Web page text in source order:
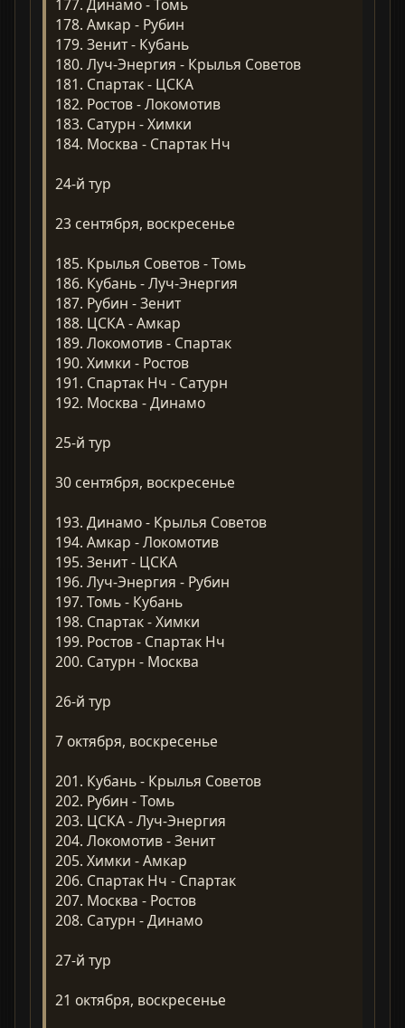
177. Динамо - Томь
178. Амкар - Рубин
179. Зенит - Кубань
180. Луч-Энергия - Крылья Советов
181. Спартак - ЦСКА
182. Ростов - Локомотив
183. Сатурн - Химки
184. Москва - Спартак Нч
24-й тур
23 сентября, воскресенье
185. Крылья Советов - Томь
186. Кубань - Луч-Энергия
187. Рубин - Зенит
188. ЦСКА - Амкар
189. Локомотив - Спартак
190. Химки - Ростов
191. Спартак Нч - Сатурн
192. Москва - Динамо
25-й тур
30 сентября, воскресенье
193. Динамо - Крылья Советов
194. Амкар - Локомотив
195. Зенит - ЦСКА
196. Луч-Энергия - Рубин
197. Томь - Кубань
198. Спартак - Химки
199. Ростов - Спартак Нч
200. Сатурн - Москва
26-й тур
7 октября, воскресенье
201. Кубань - Крылья Советов
202. Рубин - Томь
203. ЦСКА - Луч-Энергия
204. Локомотив - Зенит
205. Химки - Амкар
206. Спартак Нч - Спартак
207. Москва - Ростов
208. Сатурн - Динамо
27-й тур
21 октября, воскресенье